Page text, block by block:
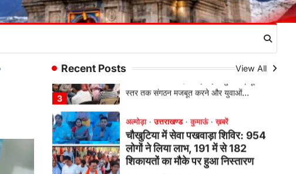
Recent Posts View All
3
रानीखेत में युवा कांग्रेस की जिला बैठक,
8 अगस्त को खड़गे की हल्द्वानी रैली को
संगठन विस्तार के तहत कई नई नियुक्तियां, बूथ
चौखुटिया में सेवा पखवाड़ा शिविर: 954
लोगों ने लिया लाभ, 191 में से 182
शिकायतों का मौके पर हुआ निस्तारण
Admin August 5, 2026